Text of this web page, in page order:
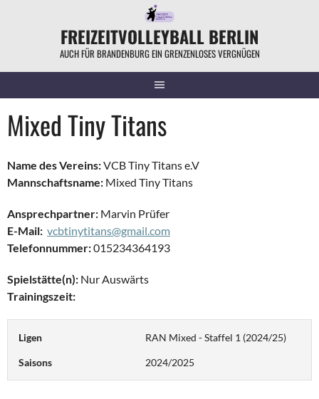
FREIZEITVOLLEYBALL BERLIN
AUCH FÜR BRANDENBURG EIN GRENZENLOSES VERGNÜGEN
Mixed Tiny Titans
Name des Vereins:VCB Tiny Titans e.V
Mannschaftsname: Mixed Tiny Titans
Ansprechpartner: Marvin Prüfer
E-Mail: vcbtinytitans@gmail.com
Telefonnummer:015234364193
Spielstätte(n): Nur Auswärts
Trainingszeit:
Ligen RAN Mixed - Staffel 1 (2024/25)
Saisons 2024/2025